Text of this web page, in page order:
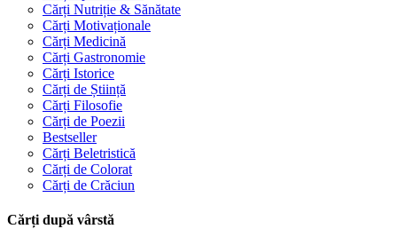
Cărți Nutriție & Sănătate
Cărți Motivaționale
Cărți Medicină
Cărți Gastronomie
Cărți Istorice
Cărți de Știință
Cărți Filosofie
Cărți de Poezii
Bestseller
Cărți Beletristică
Cărți de Colorat
Cărți de Crăciun
Cărți după vârstă